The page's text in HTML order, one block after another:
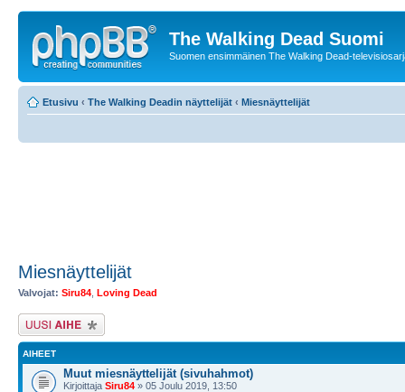
The Walking Dead Suomi
Suomen ensimmäinen The Walking Dead-
Etusivu ‹ The Walking Deadin näyttelijät ‹ Miesnäyttelijät
Miesnäyttelijät
Valvojat: Siru84 Loving Dead
Lähetä uusi viesti
AIHEET
Muut miesnäyttelijät (sivuhahmot)
Kirjoittaja Siru84 » 05 Joulu 2019, 13:50